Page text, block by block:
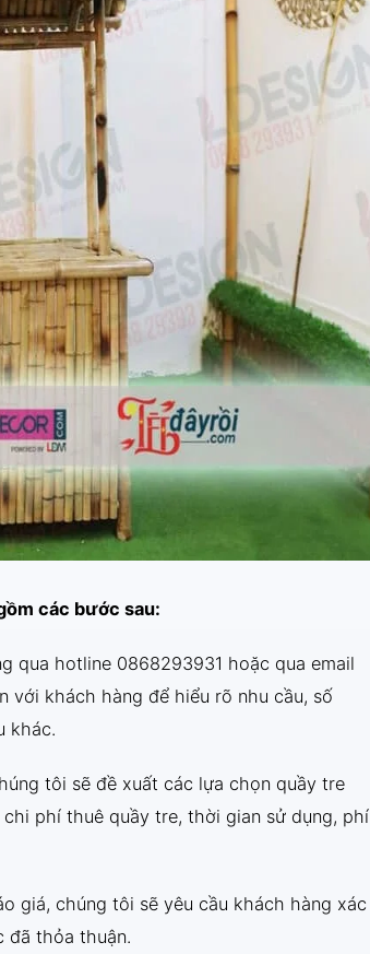
các bước sau:
qua hotline 0868293931 hoặc qua email
với khách hàng để hiểu rõ nhu cầu, số
khác.
tôi sẽ đề xuất các lựa chọn quầy tre
phí thuê quầy tre, thời gian sử dụng, phí
giá, chúng tôi sẽ yêu cầu khách hàng xác
đã thỏa thuận.